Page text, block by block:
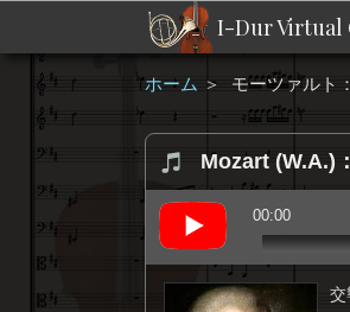
I-Dur Virtual
ホーム ＞ モーツァルト
Mozart (W.A.)
00:00
交